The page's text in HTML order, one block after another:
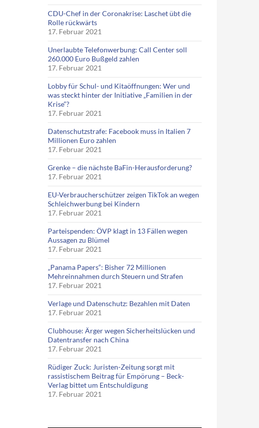
CDU-Chef in der Coronakrise: Laschet übt die
Rolle rückwärts
17. Februar 2021
Unerlaubte Telefonwerbung: Call Center soll
260.000 Euro Bußgeld zahlen
17. Februar 2021
Lobby für Schul- und Kitaöffnungen: Wer und
was steckt hinter der Initiative „Familien in der
Krise“?
17. Februar 2021
Datenschutzstrafe: Facebook muss in Italien 7
Millionen Euro zahlen
17. Februar 2021
Grenke – die nächste BaFin-Herausforderung?
17. Februar 2021
EU-Verbraucherschützer zeigen TikTok an wegen
Schleichwerbung bei Kindern
17. Februar 2021
Parteispenden: ÖVP klagt in 13 Fällen wegen
Aussagen zu Blümel
17. Februar 2021
„Panama Papers“: Bisher 72 Millionen
Mehreinnahmen durch Steuern und Strafen
17. Februar 2021
Verlage und Datenschutz: Bezahlen mit Daten
17. Februar 2021
Clubhouse: Ärger wegen Sicherheitslücken und
Datentransfer nach China
17. Februar 2021
Rüdiger Zuck: Juristen-Zeitung sorgt mit
rassistischem Beitrag für Empörung – Beck-
Verlag bittet um Entschuldigung
17. Februar 2021